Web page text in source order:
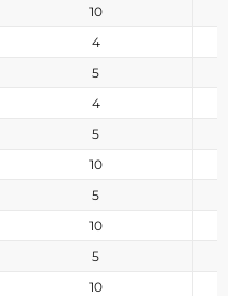
10
4
5
4
5
10
5
10
5
10